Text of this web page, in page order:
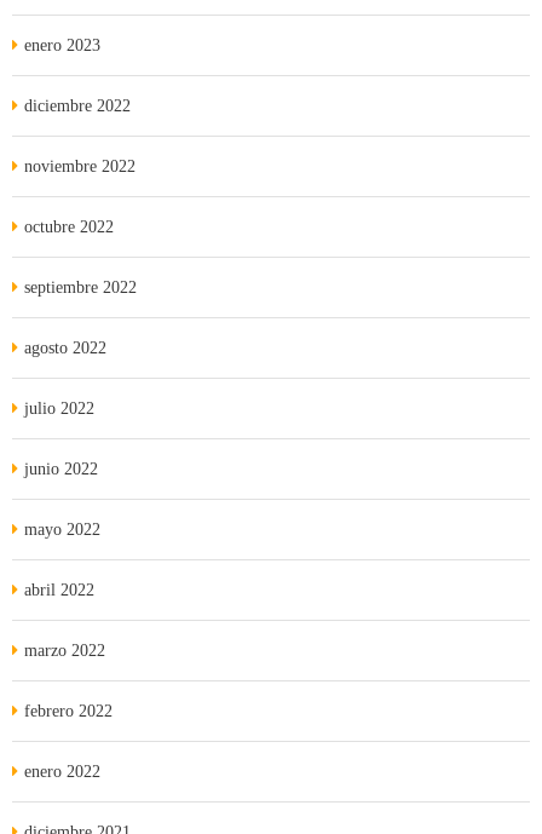
enero 2023
diciembre 2022
noviembre 2022
octubre 2022
septiembre 2022
agosto 2022
julio 2022
junio 2022
mayo 2022
abril 2022
marzo 2022
febrero 2022
enero 2022